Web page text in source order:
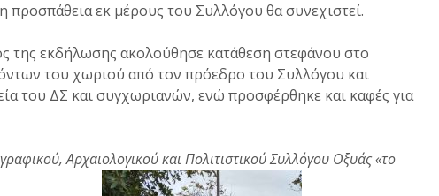
προσπάθεια εκ μέρους του Συλλόγου θα συνεχιστεί.
της εκδήλωσης ακολούθησε κατάθεση στεφάνου στο
του χωριού από τον πρόεδρο του Συλλόγου και
του ΔΣ και συγχωριανών, ενώ προσφέρθηκε και καφές για
Αρχαιολογικού και Πολιτιστικού Συλλόγου Οξυάς «το